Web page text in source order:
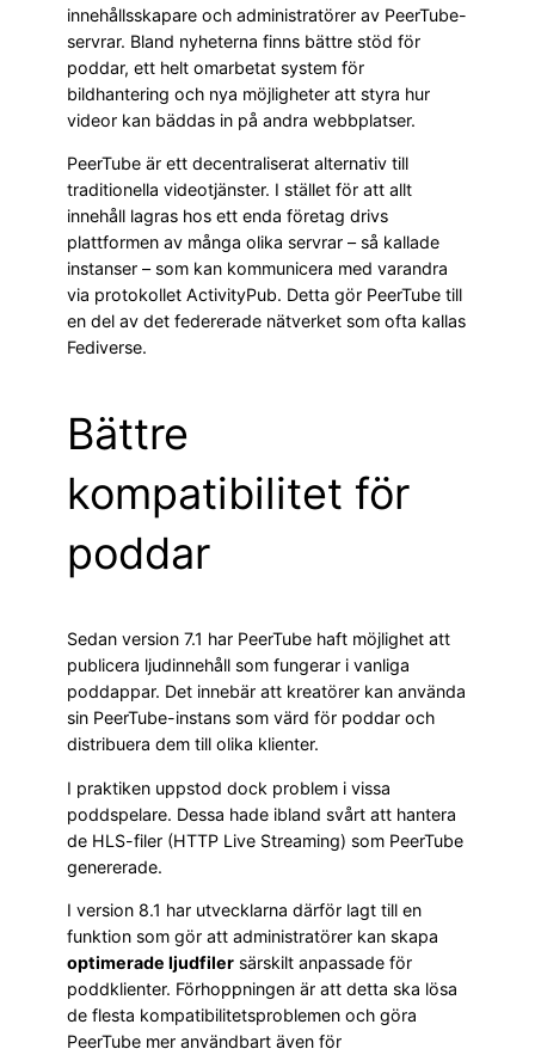
innehållsskapare och administratörer av PeerTube-
servrar. Bland nyheterna finns bättre stöd för
poddar, ett helt omarbetat system för
bildhantering och nya möjligheter att styra hur
videor kan bäddas in på andra webbplatser.
PeerTube är ett decentraliserat alternativ till
traditionella videotjänster. I stället för att allt
innehåll lagras hos ett enda företag drivs
plattformen av många olika servrar – så kallade
instanser – som kan kommunicera med varandra
via protokollet ActivityPub. Detta gör PeerTube till
en del av det federerade nätverket som ofta kallas
Fediverse.
Bättre
kompatibilitet för
poddar
Sedan version 7.1 har PeerTube haft möjlighet att
publicera ljudinnehåll som fungerar i vanliga
poddappar. Det innebär att kreatörer kan använda
sin PeerTube-instans som värd för poddar och
distribuera dem till olika klienter.
I praktiken uppstod dock problem i vissa
poddspelare. Dessa hade ibland svårt att hantera
de HLS-filer (HTTP Live Streaming) som PeerTube
genererade.
I version 8.1 har utvecklarna därför lagt till en
funktion som gör att administratörer kan skapa
optimerade ljudfiler särskilt anpassade för
poddklienter. Förhoppningen är att detta ska lösa
de flesta kompatibilitetsproblemen och göra
PeerTube mer användbart även för